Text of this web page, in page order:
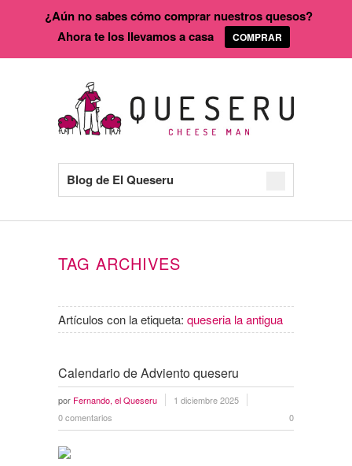
Blog de El Queseru
TAG ARCHIVES
Artículos con la etiqueta: queseria la antigua
Calendario de Adviento queseru
por Fernando, el Queseru
1 diciembre 2025
0 comentarios
0
¿Aún no sabes cómo comprar nuestros quesos?
Ahora te los llevamos a casa
COMPRAR